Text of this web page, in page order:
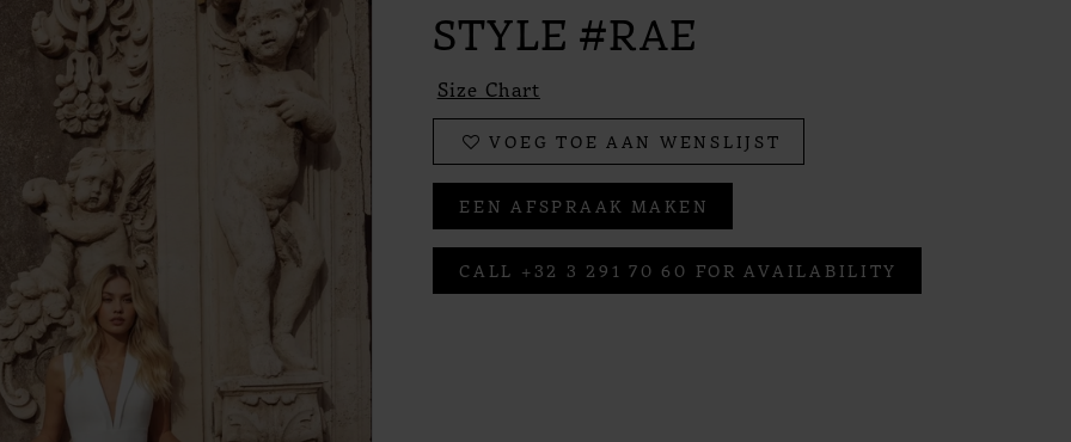
STYLE #RAE
Size Chart
VOEG TOE AAN WENSLIJST
EEN AFSPRAAK MAKEN
CALL +32 3 291 70 60 FOR AVAILABILITY